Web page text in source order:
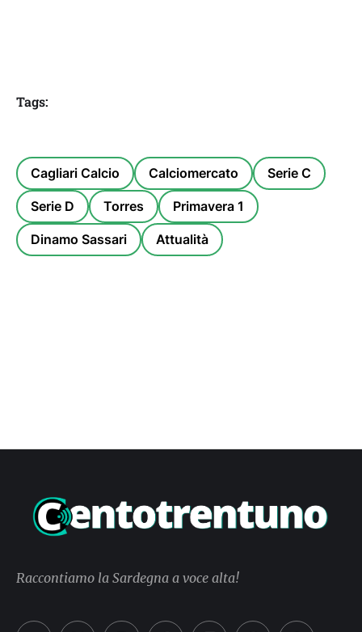
Tags:
Cagliari Calcio Calciomercato Serie C
Serie D Torres Primavera 1
Dinamo Sassari Attualità
Raccontiamo la Sardegna a voce alta!